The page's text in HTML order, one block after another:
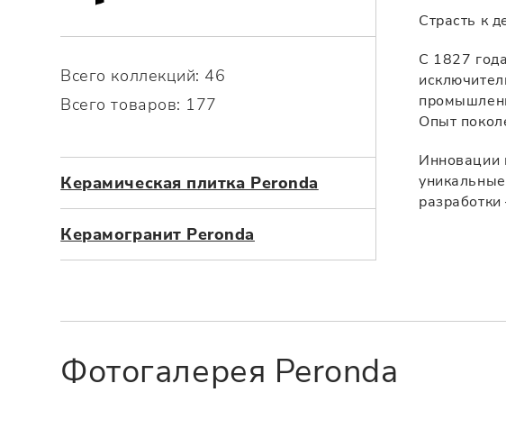
Для фартука
Посмотреть весь керамогранит
Всего коллекций: 46
Всего товаров: 177
Керамическая плитка Peronda
Керамогранит Peronda
Страсть к
С 1827
Опыт
Инновации
Фотогалерея Peronda